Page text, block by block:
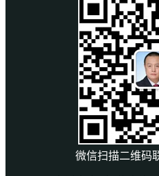
微信扫描二维码